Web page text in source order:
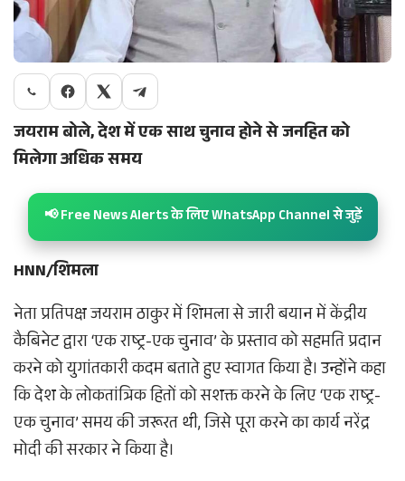
जयराम बोले, देश में एक साथ चुनाव होने से जनहित को
मिलेगा अधिक समय
📢 Free News Alerts के लिए WhatsApp Channel से जुड़ें
HNN/शिमला
नेता प्रतिपक्ष जयराम ठाकुर में शिमला से जारी बयान में केंद्रीय
कैबिनेट द्वारा ‘एक राष्ट्र-एक चुनाव’ के प्रस्ताव को सहमति प्रदान
करने को युगांतकारी कदम बताते हुए स्वागत किया है। उन्होंने कहा
कि देश के लोकतांत्रिक हितों को सशक्त करने के लिए ‘एक राष्ट्र-
एक चुनाव’ समय की जरूरत थी, जिसे पूरा करने का कार्य नरेंद्र
मोदी की सरकार ने किया है।